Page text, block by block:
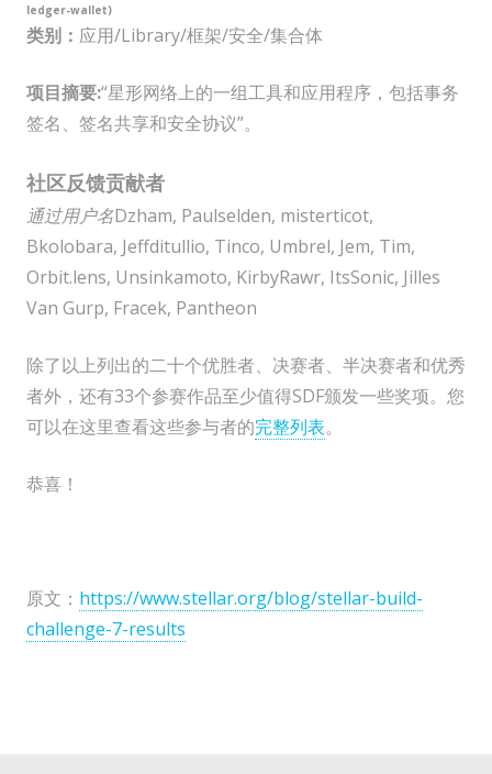
ledger-wallet)
类别： 应用/Library/框架/安全/集合体
项目摘要:“星形网络上的一组工具和应用程序，包括事务
签名、签名共享和安全协议”。
社区反馈贡献者
通过用户名Dzham, Paulselden, misterticot,
Bkolobara, Jeffditullio, Tinco, Umbrel, Jem, Tim,
Orbit.lens, Unsinkamoto, KirbyRawr, ItsSonic, Jilles
Van Gurp, Fracek, Pantheon
除了以上列出的二十个优胜者、决赛者、半决赛者和优秀
者外，还有33个参赛作品至少值得SDF颁发一些奖项。您
可以在这里查看这些参与者的完整列表。
恭喜！
原文： https://www.stellar.org/blog/stellar-build-
challenge-7-results